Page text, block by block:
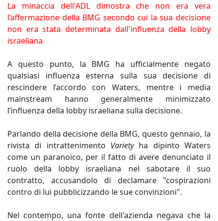
La minaccia dell'ADL dimostra che non era vera
l’affermazione della BMG secondo cui la sua decisione
non era stata determinata dall'influenza della lobby
israeliana
A questo punto, la BMG ha ufficialmente negato
qualsiasi influenza esterna sulla sua decisione di
rescindere l’accordo con Waters, mentre i media
mainstream hanno generalmente minimizzato
l’influenza della lobby israeliana sulla decisione.
Parlando della decisione della BMG, questo gennaio, la
rivista di intrattenimento Varietyha dipinto Waters
come un paranoico, per il fatto di avere denunciato il
ruolo della lobby israeliana nel sabotare il suo
contratto, accusandolo di declamare "cospirazioni
contro di lui pubblicizzando le sue convinzioni".
Nel contempo, una fonte dell'azienda negava che la